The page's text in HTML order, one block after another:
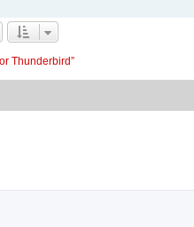
Thunderbird”